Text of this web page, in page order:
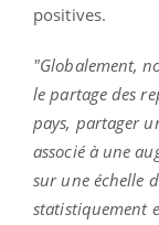
positives.
"Globalement,
le partage des
pays, partager
associé à une
sur une échelle
statistiquement